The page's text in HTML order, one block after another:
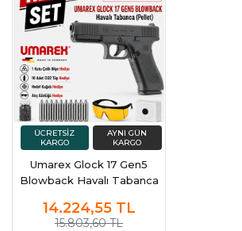
Umarex Glock 17 Gen5
Blowback Havalı Tabanca
14.224,55 TL
15.803,60 TL